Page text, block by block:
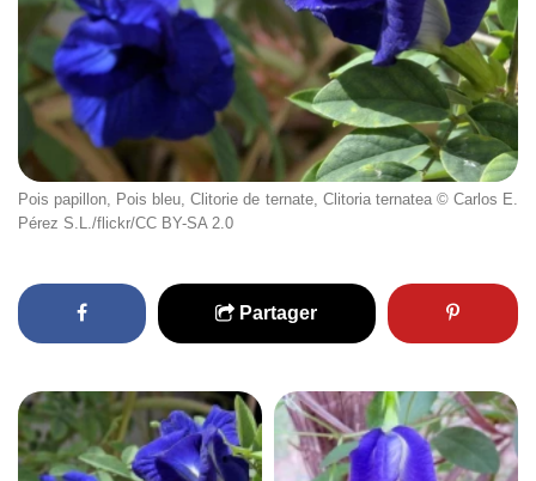
Pois papillon, Pois bleu, Clitorie de ternate, Clitoria ternatea © Carlos E.
Pérez S.L./flickr/CC BY-SA 2.0
Partager